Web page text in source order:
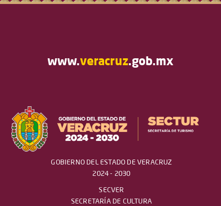
www.veracruz.gob.mx
GOBIERNO DEL ESTADO DE VERACRUZ
2024 - 2030
SECVER
SECRETARÍA DE CULTURA